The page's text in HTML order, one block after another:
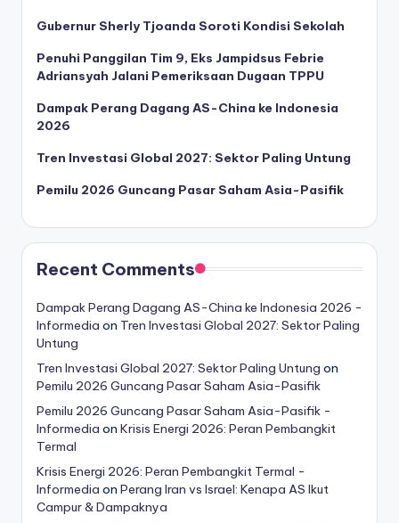
Gubernur Sherly Tjoanda Soroti Kondisi Sekolah
Penuhi Panggilan Tim 9, Eks Jampidsus Febrie
Adriansyah Jalani Pemeriksaan Dugaan TPPU
Dampak Perang Dagang AS-China ke Indonesia
2026
Tren Investasi Global 2027: Sektor Paling Untung
Pemilu 2026 Guncang Pasar Saham Asia-Pasifik
Recent Comments
Dampak Perang Dagang AS-China ke Indonesia 2026 -
Informedia on Tren Investasi Global 2027: Sektor Paling
Untung
Tren Investasi Global 2027: Sektor Paling Untung on
Pemilu 2026 Guncang Pasar Saham Asia-Pasifik
Pemilu 2026 Guncang Pasar Saham Asia-Pasifik -
Informedia on Krisis Energi 2026: Peran Pembangkit
Termal
Krisis Energi 2026: Peran Pembangkit Termal -
Informedia on Perang Iran vs Israel: Kenapa AS Ikut
Campur & Dampaknya